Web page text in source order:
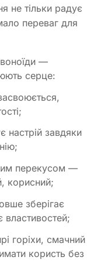
не тільки радує
переваг для
—
серце:
настрій завдяки
перекусом —
корисний;
зберігає
властивостей;
горіхи, смачний
користь без